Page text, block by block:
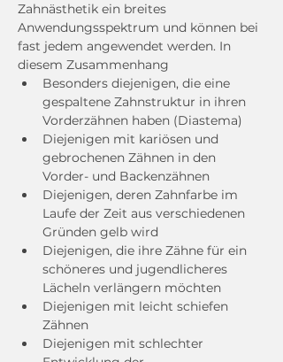
Zahnästhetik ein breites
Anwendungsspektrum und können bei
fast jedem angewendet werden. In
diesem Zusammenhang
Besonders diejenigen, die eine
gespaltene Zahnstruktur in ihren
Vorderzähnen haben (Diastema)
Diejenigen mit kariösen und
gebrochenen Zähnen in den
Vorder- und Backenzähnen
Diejenigen, deren Zahnfarbe im
Laufe der Zeit aus verschiedenen
Gründen gelb wird
Diejenigen, die ihre Zähne für ein
schöneres und jugendlicheres
Lächeln verlängern möchten
Diejenigen mit leicht schiefen
Zähnen
Diejenigen mit schlechter